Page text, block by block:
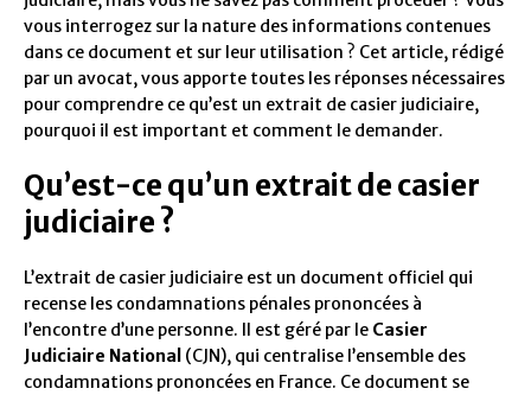
vous interrogez sur la nature des informations contenues
dans ce document et sur leur utilisation ? Cet article, rédigé
par un avocat, vous apporte toutes les réponses nécessaires
pour comprendre ce qu’est un extrait de casier judiciaire,
pourquoi il est important et comment le demander.
Qu’est-ce qu’un extrait de casier
judiciaire ?
L’extrait de casier judiciaire est un document officiel qui
recense les condamnations pénales prononcées à
l’encontre d’une personne. Il est géré par le Casier
Judiciaire National (CJN), qui centralise l’ensemble des
condamnations prononcées en France. Ce document se